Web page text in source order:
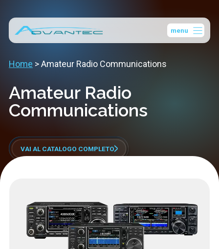
contenuto
menu
Home >Amateur Radio Communications
Amateur Radio
Communications
VAI AL CATALOGO COMPLETO